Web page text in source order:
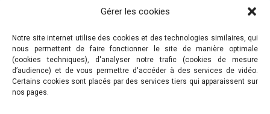
Gérer les cookies
Notre site internet utilise des cookies et des technologies similaires, qui
nous permettent de faire fonctionner le site de manière optimale
(cookies techniques), d'analyser notre trafic (cookies de mesure
d’audience) et de vous permettre d'accéder à des services de vidéo.
Certains cookies sont placés par des services tiers qui apparaissent sur
nos pages.
Mentions légales
Politique de confidentialité et de protection des données
personnelles